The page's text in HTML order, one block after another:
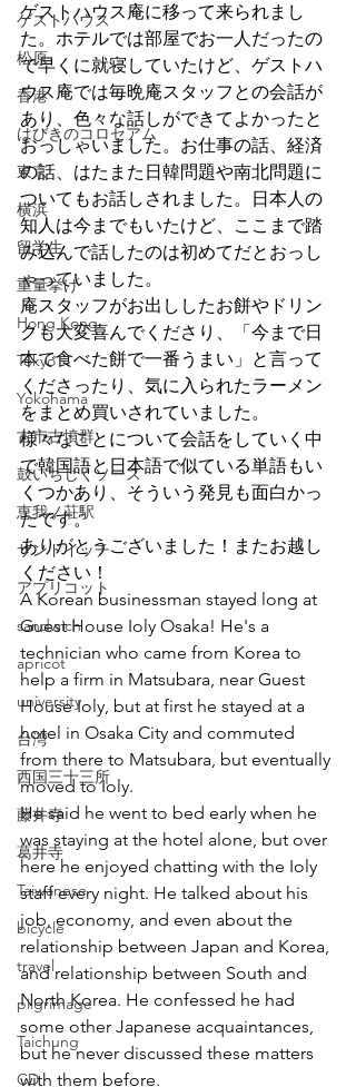
ゲストハウス
松原
香港
はびきのコロセアム
東京
横浜
留学生
重量挙げ
Hong Kong
Tokyo
Yokohama
古市古墳群
鼓いちじくソース
恵我ノ荘駅
サンドイッチ
アプリコット
sandwich
apricot
university
台湾
西国三十三所
藤井寺
葛井寺
Taiwanese
bicycle
travel
pilgrimage
Taichung
CD
ゲストハウス庵に移って来られまし
た。ホテルでは部屋でお一人だったの
で早くに就寝していたけど、ゲストハ
ウス庵では毎晩庵スタッフとの会話が
あり、色々な話しができてよかったと
おっしゃいました。お仕事の話、経済
の話、はたまた日韓問題や南北問題に
ついてもお話しされました。日本人の
知人は今までもいたけど、ここまで踏
み込んで話したのは初めてだとおっし
ゃっていました。
庵スタッフがお出ししたお餅やドリン
クも大変喜んでくださり、「今まで日
本で食べた餅で一番うまい」と言って
くださったり、気に入られたラーメン
をまとめ買いされていました。
様々なことについて会話をしていく中
で韓国語と日本語で似ている単語もい
くつかあり、そういう発見も面白かっ
たです。
ありがとうございました！またお越し
ください！
A Korean businessman stayed long at
Guest House Ioly Osaka! He's a
technician who came from Korea to
help a firm in Matsubara, near Guest
House Ioly, but at first he stayed at a
hotel in Osaka City and commuted
from there to Matsubara, but eventually
moved to Ioly.
He said he went to bed early when he
was staying at the hotel alone, but over
here he enjoyed chatting with the Ioly
staff every night. He talked about his
job, economy, and even about the
relationship between Japan and Korea,
and relationship between South and
North Korea. He confessed he had
some other Japanese acquaintances,
but he never discussed these matters
with them before.